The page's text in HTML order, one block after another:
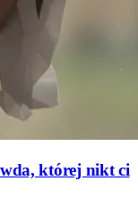
której nikt ci